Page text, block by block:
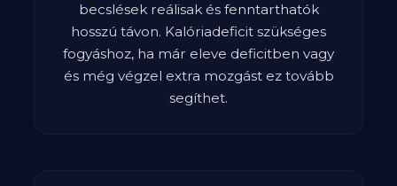
becslések reálisak és fenntarthatók
hosszú távon. Kalóriadeficit szükséges
fogyáshoz, ha már eleve deficitben vagy
és még végzel extra mozgást ez tovább
segíthet.